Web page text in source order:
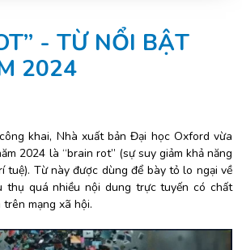
- TỪ NỔI BẬT
2024
khai, Nhà xuất bản Đại học Oxford vừa
2024 là “brain rot” (sự suy giảm khả năng
tuệ). Từ này được dùng để bày tỏ lo ngại về
thụ quá nhiều nội dung trực tuyến có chất
mạng xã hội.